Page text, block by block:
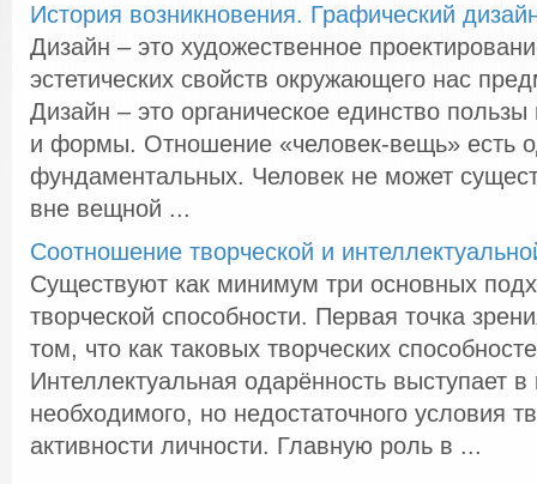
История возникновения. Графический
Дизайн – это художественное
эстетических свойств окружающего нас
Дизайн – это органическое единство
и формы. Отношение «человек-вещь» есть
фундаментальных. Человек не может
вне вещной ...
Соотношение творческой и
Существуют как минимум три основных
творческой способности. Первая точка
том, что как таковых творческих
Интеллектуальная одарённость выступает в
необходимого, но недостаточного условия
активности личности. Главную роль в ...